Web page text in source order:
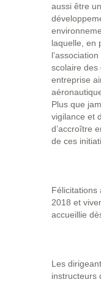
aussi être
laquelle, en
scolaire des
entreprise
Plus que
vigilance et
d’accroître
de ces
Félicitations
2018 et
accueillie
Les
instructeurs